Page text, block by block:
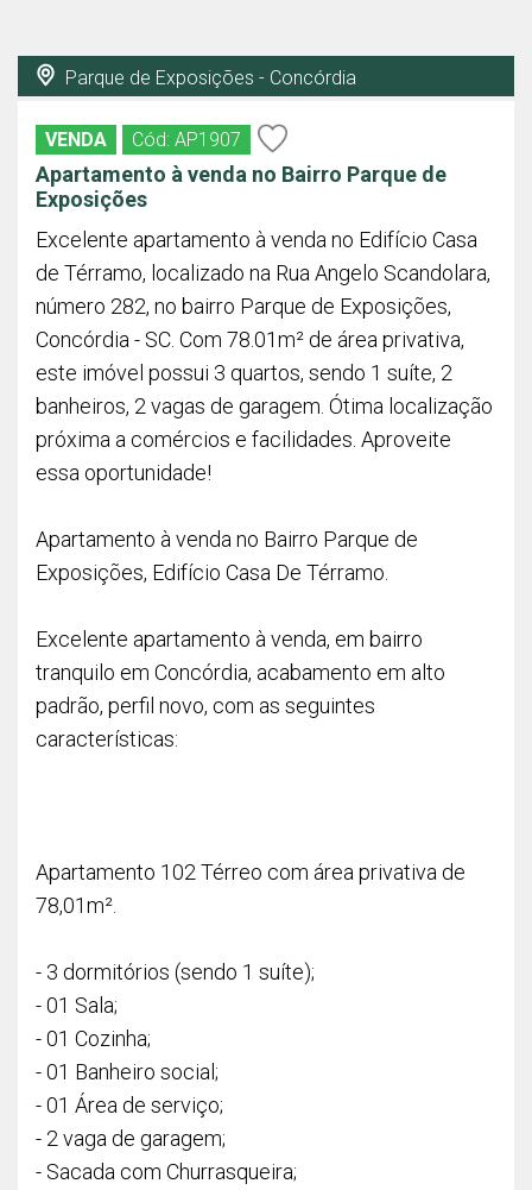
Parque de Exposições - Concórdia
VENDA Cód: AP1907
Apartamento à venda no Bairro Parque de
Exposições
Excelente apartamento à venda no Edifício Casa
de Térramo, localizado na Rua Angelo Scandolara,
número 282, no bairro Parque de Exposições,
Concórdia - SC. Com 78.01m² de área privativa,
este imóvel possui 3 quartos, sendo 1 suíte, 2
banheiros, 2 vagas de garagem. Ótima localização
próxima a comércios e facilidades. Aproveite
essa oportunidade!
Apartamento à venda no Bairro Parque de
Exposições, Edifício Casa De Térramo.
Excelente apartamento à venda, em bairro
tranquilo em Concórdia, acabamento em alto
padrão, perfil novo, com as seguintes
características:
Apartamento 102 Térreo com área privativa de
78,01m².
- 3 dormitórios (sendo 1 suíte);
- 01 Sala;
- 01 Cozinha;
- 01 Banheiro social;
- 01 Área de serviço;
- 2 vaga de garagem;
- Sacada com Churrasqueira;